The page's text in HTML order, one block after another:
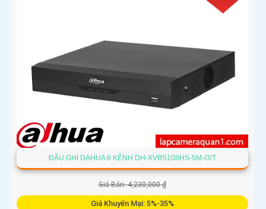
ĐẦU GHI DAHUA 8 KÊNH DH-XVR5108HS-5M-I3/T
Giá Bán: 4,230,000 ₫
Giá Khuyến Mại: 5%-35%